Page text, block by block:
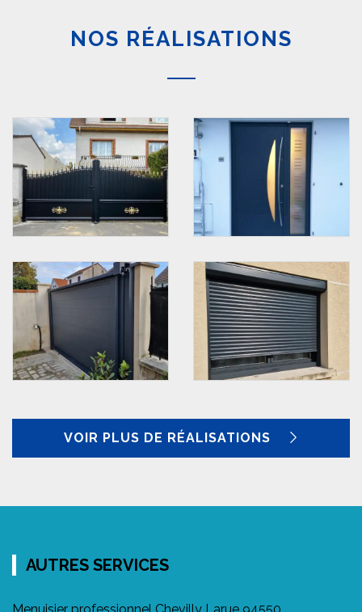
NOS RÉALISATIONS
VOIR PLUS DE RÉALISATIONS
AUTRES SERVICES
Menuisier professionnel Chevilly Larue 94550